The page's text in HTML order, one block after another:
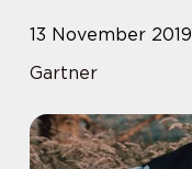
13 November 2019
Gartner